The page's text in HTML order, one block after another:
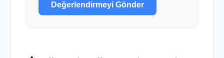
Değerlendirmeyi Gönder